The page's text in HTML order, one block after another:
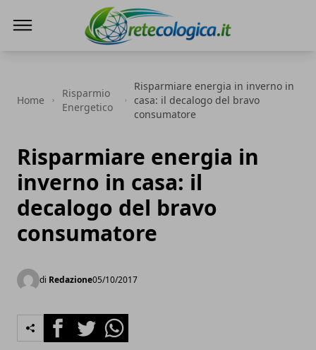
Home
Risparmio
Energetico
Risparmiare energia in inverno in
casa: il decalogo del bravo
consumatore
Risparmiare energia in
inverno in casa: il
decalogo del bravo
consumatore
di Redazione05/10/2017
FacebookTwitterWhatsapp